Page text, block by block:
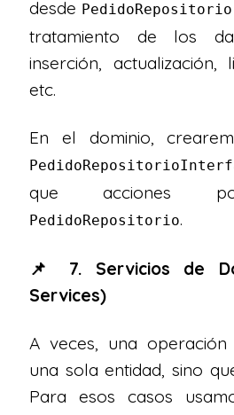
desde PedidoRepositorio
tratamiento de los
inserción, actualización,
etc.
En el dominio,
que acciones
PedidoRepositorio.
📌 7. Servicios de
Services)
A veces, una
una sola entidad, sino
Para esos casos